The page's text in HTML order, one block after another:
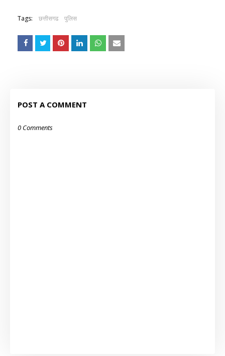
Tags: छत्तीसगढ पुलिस
POST A COMMENT
0 Comments